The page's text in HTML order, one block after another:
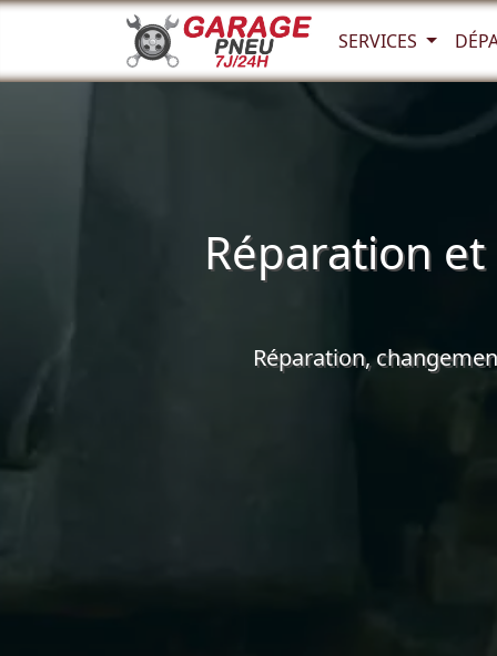
SERVICES
Réparation
Réparation,